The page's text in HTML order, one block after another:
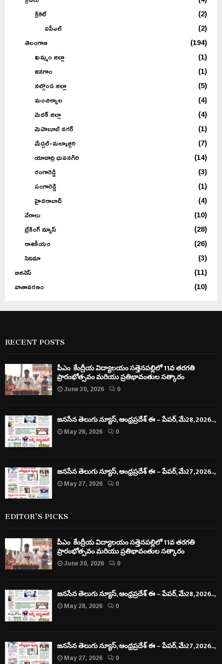
క్రికెట్
(2)
ఐపీఎల్
(2)
తెలంగాణ
(194)
ఖమ్మం జిల్లా
(1)
జనగాం
(1)
నల్గొండ జిల్లా
(5)
మంచిర్యాల
(4)
మెదక్ జిల్లా
(4)
మెహబూబ్ నగర్
(1)
మేడ్చల్-మల్కాజ్గిరి
(7)
యాదాద్రి భువనగిరి
(14)
రంగారెడ్డి
(3)
సంగారెడ్డి
(1)
హైదరాబాద్
(4)
నేరాలు
(10)
బ్రేకింగ్ న్యూస్
(28)
రాజకీయం
(26)
సినిమా
(3)
బిజినెస్
(11)
వాతావరణం
(10)
RECENT POSTS
పీఎం కేంద్రీయ విద్యాలయం సత్తెనపల్లిలో 11వ తరగతి
ప్రారంభోత్సవం మరియు ప్రతిభావంతుల సత్కారం
June 30, 2026
0
జనసేన తెలుగు న్యూస్, ఆంధ్రప్రదేశ్ ఈ – పేపర్, మే28, 2026..,
May 28, 2026
0
జనసేన తెలుగు న్యూస్, ఆంధ్రప్రదేశ్ ఈ – పేపర్, మే27, 2026..,
May 27, 2026
0
EDITOR'S PICKS
పీఎం కేంద్రీయ విద్యాలయం సత్తెనపల్లిలో 11వ తరగతి
ప్రారంభోత్సవం మరియు ప్రతిభావంతుల సత్కారం
June 30, 2026
0
జనసేన తెలుగు న్యూస్, ఆంధ్రప్రదేశ్ ఈ – పేపర్, మే28, 2026..,
May 28, 2026
0
జనసేన తెలుగు న్యూస్, ఆంధ్రప్రదేశ్ ఈ – పేపర్, మే27, 2026..,
May 27, 2026
0